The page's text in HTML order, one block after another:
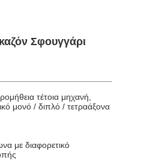
Σφουγγάρι
τέτοια μηχανή,
μονό / διπλό / τετραάξονα
με διαφορετικό